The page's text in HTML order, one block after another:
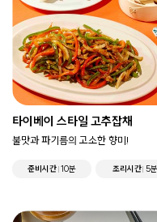
타이베이 스타일 고추잡채
불맛과 파기름의 고소한 향미!
준비시간 10분 조리시간 5분